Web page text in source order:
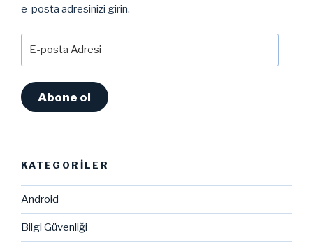
e-posta adresinizi girin.
posta
Abone ol
KATEGORILER
Android
Bilgi Güvenliği